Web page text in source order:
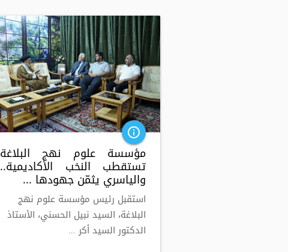
info_outline
مؤسسة علوم نهج البلاغة
تستقطب النخب الأكاديمية..
والياسري يثمّن جهودها ...
استقبل رئيس مؤسسة علوم نهج
البلاغة، السيد نبيل الحسني، الأستاذ
الدكتور السيد أكر ...